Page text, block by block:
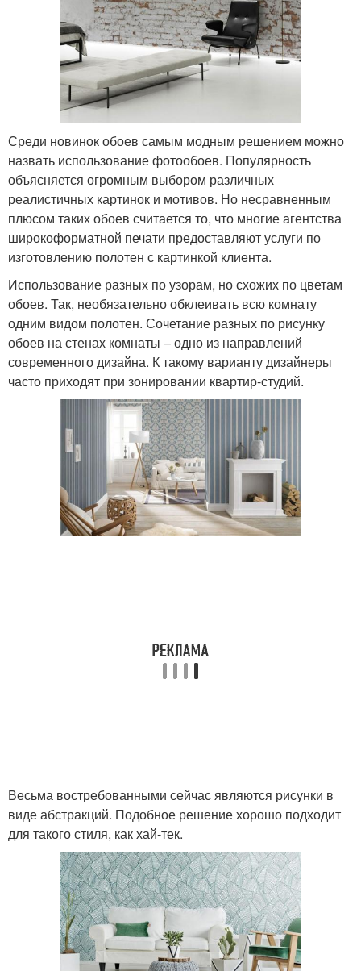
Среди новинок обоев самым модным решением можно
назвать использование фотообоев. Популярность
объясняется огромным выбором различных
реалистичных картинок и мотивов. Но несравненным
плюсом таких обоев считается то, что многие агентства
широкоформатной печати предоставляют услуги по
изготовлению полотен с картинкой клиента.
Использование разных по узорам, но схожих по цветам
обоев. Так, необязательно обклеивать всю комнату
одним видом полотен. Сочетание разных по рисунку
обоев на стенах комнаты – одно из направлений
современного дизайна. К такому варианту дизайнеры
часто приходят при зонировании квартир-студий.
Весьма востребованными сейчас являются рисунки в
виде абстракций. Подобное решение хорошо подходит
для такого стиля, как хай-тек.